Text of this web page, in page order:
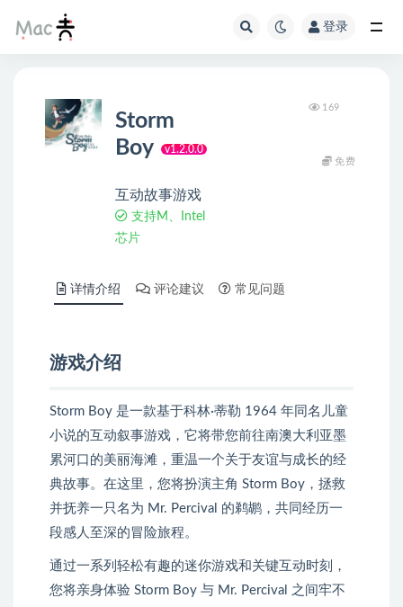
登录
Storm
Boy
v1.2.0.0
互动故事游戏
支持M、Intel
芯片
169
免费
详情介绍 评论建议 常见问题
游戏介绍
Storm Boy 是一款基于科林·蒂勒 1964 年同名儿童
小说的互动叙事游戏，它将带您前往南澳大利亚墨
累河口的美丽海滩，重温一个关于友谊与成长的经
典故事。在这里，您将扮演主角 Storm Boy，拯救
并抚养一只名为 Mr. Percival 的鹈鹕，共同经历一
段感人至深的冒险旅程。
通过一系列轻松有趣的迷你游戏和关键互动时刻，
您将亲身体验 Storm Boy 与 Mr. Percival 之间牢不